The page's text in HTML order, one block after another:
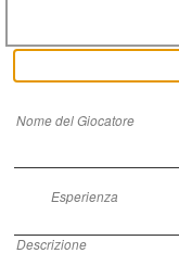
Nome del Giocatore
Esperienza
Descrizione